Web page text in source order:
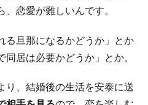
恋愛が難しいんです。
る旦那になるかどうか」とか
同居は必要かどうか」とか。
り、結婚後の生活を安泰に送